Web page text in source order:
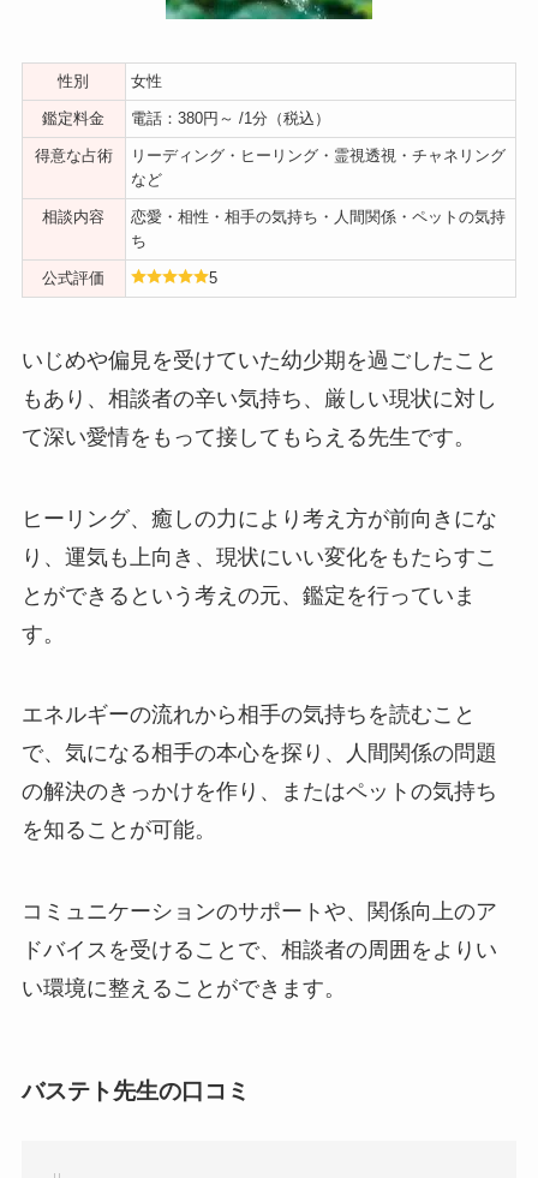
性別 女性
鑑定料金 電話：380円～ /1分（税込）
得意な占術
リーディング・ヒーリング・霊視透視・チャネリング
など
相談内容
恋愛・相性・相手の気持ち・人間関係・ペットの気持
ち
公式評価 5
いじめや偏見を受けていた幼少期を過ごしたこと
もあり、相談者の辛い気持ち、厳しい現状に対し
て深い愛情をもって接してもらえる先生です。
ヒーリング、癒しの力により考え方が前向きにな
り、運気も上向き、現状にいい変化をもたらすこ
とができるという考えの元、鑑定を行っていま
す。
エネルギーの流れから相手の気持ちを読むこと
で、気になる相手の本心を探り、人間関係の問題
の解決のきっかけを作り、またはペットの気持ち
を知ることが可能。
コミュニケーションのサポートや、関係向上のア
ドバイスを受けることで、相談者の周囲をよりい
い環境に整えることができます。
バステト先生の口コミ